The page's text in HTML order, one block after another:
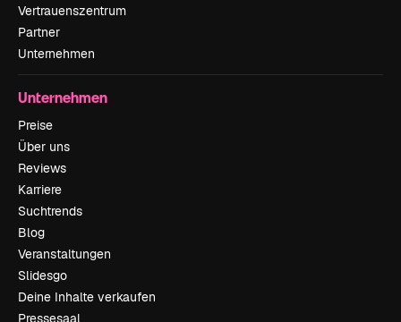
Vertrauenszentrum
Partner
Unternehmen
Unternehmen
Preise
Über uns
Reviews
Karriere
Suchtrends
Blog
Veranstaltungen
Slidesgo
Deine Inhalte verkaufen
Pressesaal